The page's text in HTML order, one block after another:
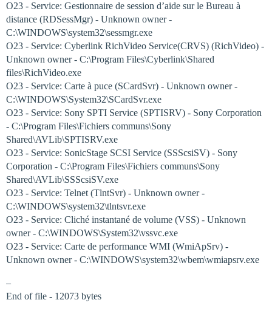
O23 - Service: Gestionnaire de session d’aide sur le Bureau à
distance (RDSessMgr) - Unknown owner -
C:\WINDOWS\system32\sessmgr.exe
O23 - Service: Cyberlink RichVideo Service(CRVS) (RichVideo) -
Unknown owner - C:\Program Files\Cyberlink\Shared
files\RichVideo.exe
O23 - Service: Carte à puce (SCardSvr) - Unknown owner -
C:\WINDOWS\System32\SCardSvr.exe
O23 - Service: Sony SPTI Service (SPTISRV) - Sony Corporation
- C:\Program Files\Fichiers communs\Sony
Shared\AVLib\SPTISRV.exe
O23 - Service: SonicStage SCSI Service (SSScsiSV) - Sony
Corporation - C:\Program Files\Fichiers communs\Sony
Shared\AVLib\SSScsiSV.exe
O23 - Service: Telnet (TlntSvr) - Unknown owner -
C:\WINDOWS\system32\tlntsvr.exe
O23 - Service: Cliché instantané de volume (VSS) - Unknown
owner - C:\WINDOWS\System32\vssvc.exe
O23 - Service: Carte de performance WMI (WmiApSrv) -
Unknown owner - C:\WINDOWS\system32\wbem\wmiapsrv.exe
–
End of file - 12073 bytes